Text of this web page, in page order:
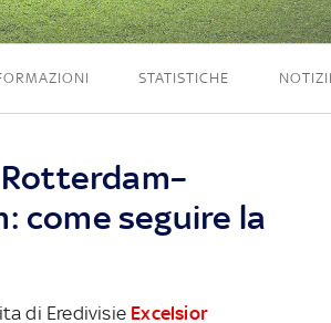
STATISTICHE
come seguire la
di Eredivisie Excelsior